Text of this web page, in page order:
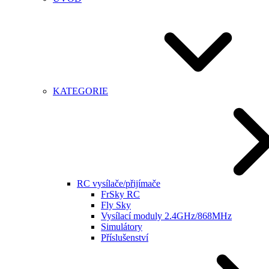
KATEGORIE
RC vysílače/přijímače
FrSky RC
Fly Sky
Vysílací moduly 2.4GHz/868MHz
Simulátory
Příslušenství